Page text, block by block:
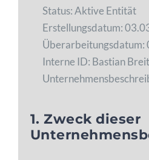
Status: Aktive Entität
Erstellungsdatum:
Überarbeitungsdatum:
Interne ID: Bastian
1. Zweck dieser